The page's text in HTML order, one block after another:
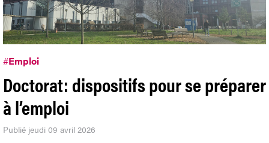
#Emploi
Doctorat: dispositifs pour se préparer
à l’emploi
Publié jeudi 09 avril 2026